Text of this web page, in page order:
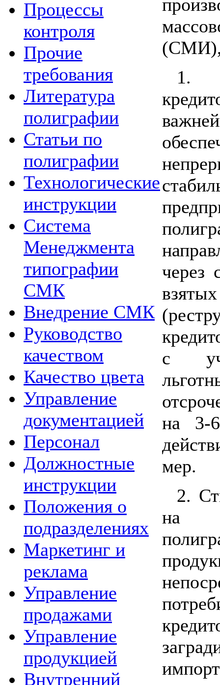
Процессы
контроля
Прочие
требования
Литература
полиграфии
Статьи по
полиграфии
Технологические
инструкции
Система
Менеджмента
типографии
СМК
Внедрение СМК
Руководство
качеством
Качество цвета
Управление
документацией
Персонал
Должностные
инструкции
Положения о
подразделениях
Маркетинг и
реклама
Управление
продажами
Управление
продукцией
Внутренний
(СМИ),
1.
через
с
на 3-
мер.
2.
на